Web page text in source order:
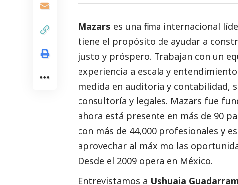
Mazars es una firma internacional
tiene el propósito de ayudar a
justo y próspero. Trabajan con un
experiencia a escala y
medida en auditoria y contabilidad,
consultoría y legales. Mazars fue
ahora está presente en más de 90
con más de 44,000 profesionales y
aprovechar al máximo las
Desde el 2009 opera en México.
Entrevistamos a Ushuaia